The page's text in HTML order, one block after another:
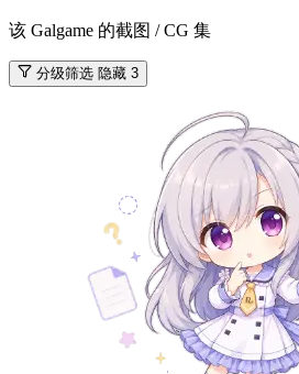
该 Galgame 的截图 / CG 集
分级筛选 隐藏 3